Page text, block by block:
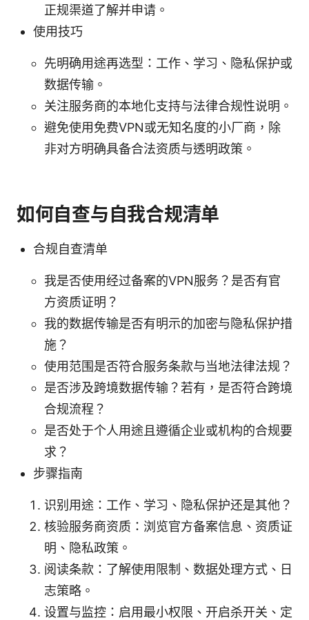
正规渠道了解并申请。
使用技巧
先明确用途再选型：工作、学习、隐私保护或
数据传输。
关注服务商的本地化支持与法律合规性说明。
避免使用免费VPN或无知名度的小厂商，除
非对方明确具备合法资质与透明政策。
如何自查与自我合规清单
合规自查清单
我是否使用经过备案的VPN服务？是否有官
方资质证明？
我的数据传输是否有明示的加密与隐私保护措
施？
使用范围是否符合服务条款与当地法律法规？
是否涉及跨境数据传输？若有，是否符合跨境
合规流程？
是否处于个人用途且遵循企业或机构的合规要
求？
步骤指南
识别用途：工作、学习、隐私保护还是其他？
核验服务商资质：浏览官方备案信息、资质证
明、隐私政策。
阅读条款：了解使用限制、数据处理方式、日
志策略。
设置与监控：启用最小权限、开启杀开关、定